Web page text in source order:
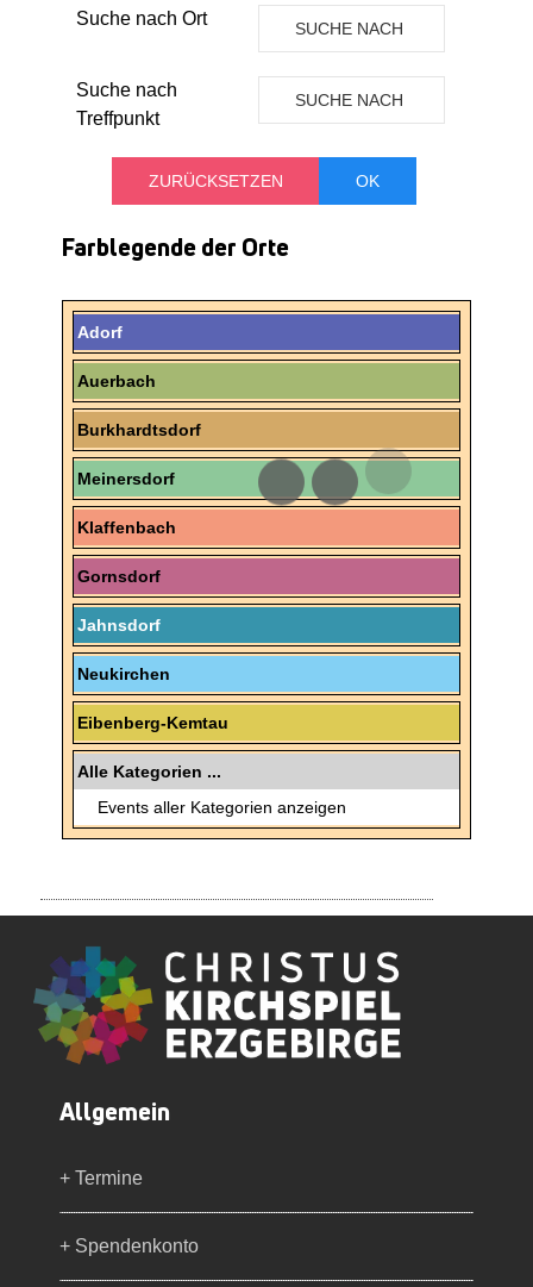
Suche nach Ort SUCHE NACH
ORT
Suche nach
Treffpunkt
SUCHE NACH
Farblegende der Orte
Adorf
Auerbach
Burkhardtsdorf
Meinersdorf
Klaffenbach
Gornsdorf
Jahnsdorf
Neukirchen
Eibenberg-Kemtau
Alle Kategorien ...
Events aller Kategorien anzeigen
Allgemein
+ Termine
+ Spendenkonto